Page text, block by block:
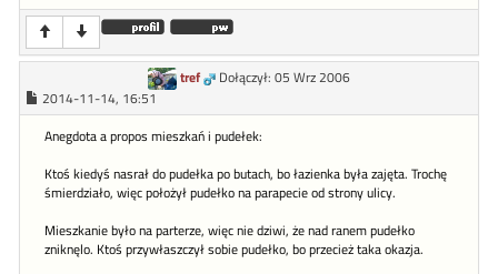
tref
Dołączył: 05 Wrz 2006
2014-11-14, 16:51
Anegdota a propos mieszkań i pudełek:
Ktoś kiedyś nasrał do pudełka po butach, bo łazienka była zajęta. Trochę
śmierdziało, więc położył pudełko na parapecie od strony ulicy.
Mieszkanie było na parterze, więc nie dziwi, że nad ranem pudełko
zniknęlo. Ktoś przywłaszczył sobie pudełko, bo przecież taka okazja.